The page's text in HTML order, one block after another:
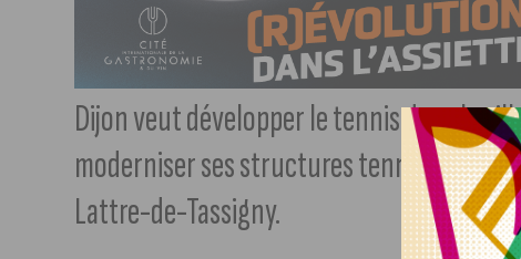
Dijon veut développer le tennis dans la
moderniser ses structures tennistiques,
Lattre-de-Tassigny.